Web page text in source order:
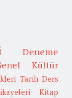
Deneme
Kültür
Tarih Ders
Kitap